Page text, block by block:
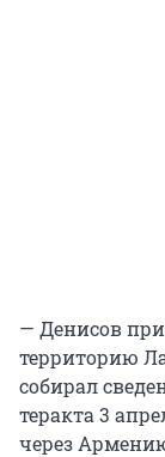
— Денисов
территорию
собирал
теракта 3
через